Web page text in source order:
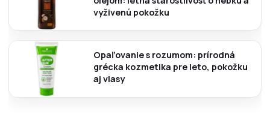
vyživenú pokožku
Opaľovanie s rozumom: prírodná
grécka kozmetika pre leto, pokožku
aj vlasy